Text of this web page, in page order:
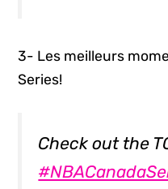
3- Les meilleurs
Series!
Check out the